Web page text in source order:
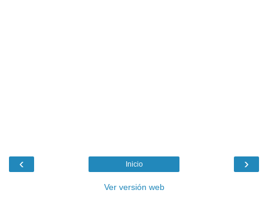
‹ ›
Inicio
Ver versión web